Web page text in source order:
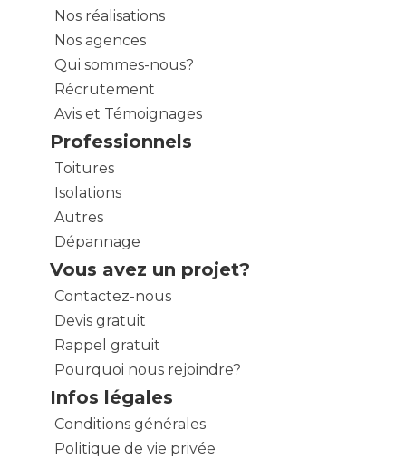
Nos réalisations
Nos agences
Qui sommes-nous?
Récrutement
Avis et Témoignages
Professionnels
Toitures
Isolations
Autres
Dépannage
Vous avez un projet?
Contactez-nous
Devis gratuit
Rappel gratuit
Pourquoi nous rejoindre?
Infos légales
Conditions générales
Politique de vie privée